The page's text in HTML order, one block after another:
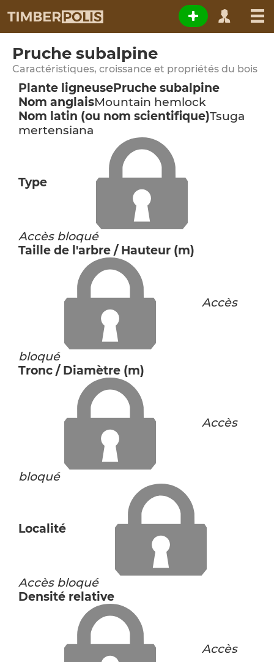
Pruche subalpine
Caractéristiques, croissance et propriétés du bois
Plante ligneusePruche subalpine
Nom anglaisMountain hemlock
Nom latin (ou nom scientifique)Tsuga
mertensiana
Type
Accès bloqué
Taille de l'arbre / Hauteur (m)
Accès
bloqué
Tronc / Diamètre (m)
Accès
bloqué
Localité
Accès bloqué
Densité relative
Accès